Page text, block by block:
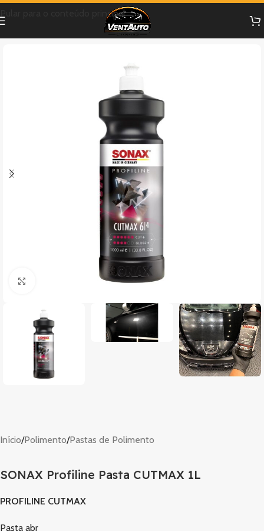
Pular para o conteúdo principal
Clique para ampliar
Início/Polimento/Pastas de Polimento
SONAX Profiline Pasta CUTMAX 1L
PROFILINE CUTMAX
Pasta abr